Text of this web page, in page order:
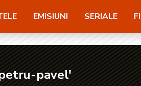
EMISIUNI SERIALE
pavel'